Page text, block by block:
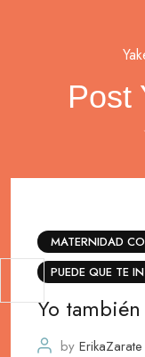
Post
MATERNIDAD
PUEDE QUE TE
Yo
by ErikaZarate